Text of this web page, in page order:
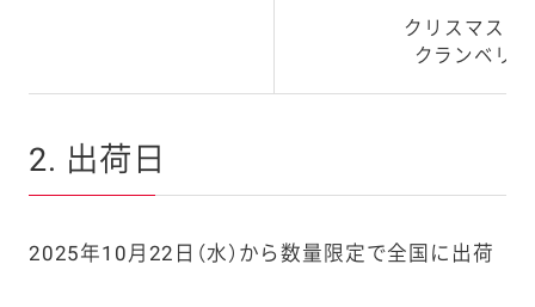
クリスマスプ
クランベリ
2. 出荷日
2025年10月22日（水）から数量限定で全国に出荷